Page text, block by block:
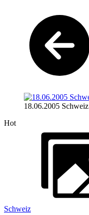
18.06.2005 Schweiz
Hot
Schweiz